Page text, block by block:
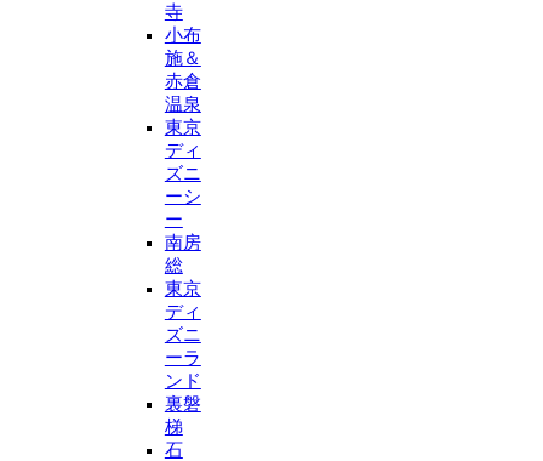
寺
小布
施＆
赤倉
温泉
東京
ディ
ズニ
ーシ
ー
南房
総
東京
ディ
ズニ
ーラ
ンド
裏磐
梯
石